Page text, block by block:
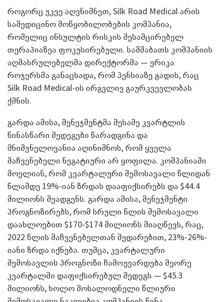
როგორც უკვე აღვნიშნეთ, Silk Road Medical არის
სამედიცინო მოწყობილობების კომპანია,
რომელიც ინსულტის რისკის შესამცირებელ
თერაპიაზეა ფოკუსირებული. სამშაბათს კომპანიის
აღმასრულებელმა დირექტორმა — ერიკა
როჯერსმა განაცხადა, რომ პენსიაზე გადის, რაც
Silk Road Medical-ის ირგვლივ გაურკვევლობას
ქმნის.
გარდა ამისა, მენეჯმენტმა მესამე კვარტლის
წინასწარი შედეგები წარადგინა და
მნიშვნელოვანია აღინიშნოს, რომ ყველა
მაჩვენებელი ნეგატიური არ ყოფილა. კომპანიაში
მოელიან, რომ კვარტალური შემოსავალი წლიდან
წლამდე 19%-იან ზრდას დააფიქსირებს და $44.4
მილიონს შეადგენს. გარდა ამისა, მენეჯმენტი
პროგნოზირებს, რომ სრული წლის შემოსავალი
დაახლოებით $170-$174 მილიონს მიაღწევს, რაც,
2022 წლის მაჩვენებელთან შედარებით, 23%-26%-
იანი ზრდა იქნება. თუმცა, კვარტალური
შემოსავლის პროგნოზი ჩამოუვარდება მეორე
კვარტალში დაფიქსირებულ შედეგს — $45.3
მილიონს, ხოლო მოსალოდნელი წლიური